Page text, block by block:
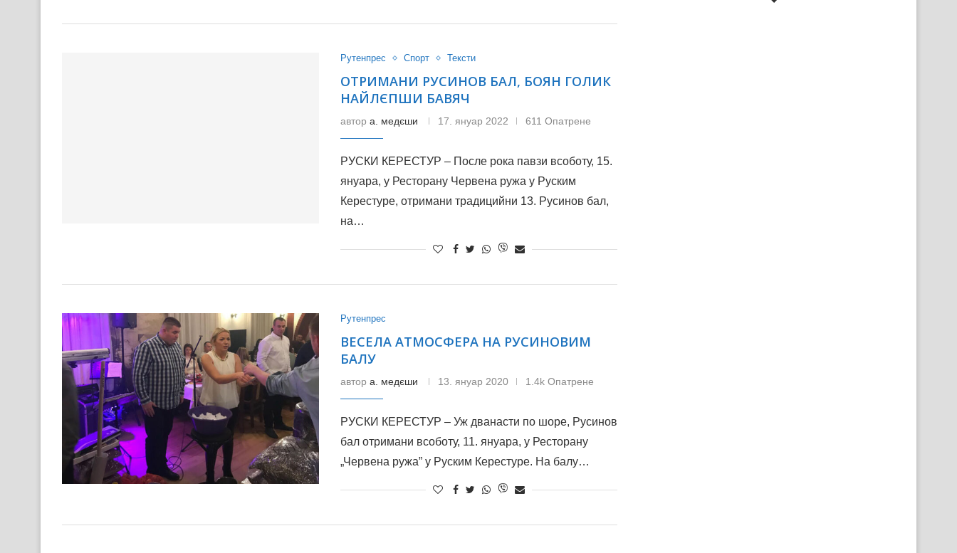
Рутенпрес Спорт Тексти
ОТРИМАНИ РУСИНОВ БАЛ, БОЯН ГОЛИК
НАЙЛЄПШИ БАВЯЧ
автор а. медєши 17. януар 2022 611 Опатрене
РУСКИ КЕРЕСТУР – После рока павзи всоботу, 15.
януара, у Ресторану Червена ружа у Руским
Керестуре, отримани традицийни 13. Русинов бал,
на…
Рутенпрес
ВЕСЕЛА АТМОСФЕРА НА РУСИНОВИМ
БАЛУ
автор а. медєши 13. януар 2020 1.4k Опатрене
РУСКИ КЕРЕСТУР – Уж дванасти по шоре, Русинов
бал отримани всоботу, 11. януара, у Ресторану
„Червена ружа” у Руским Керестуре. На балу…